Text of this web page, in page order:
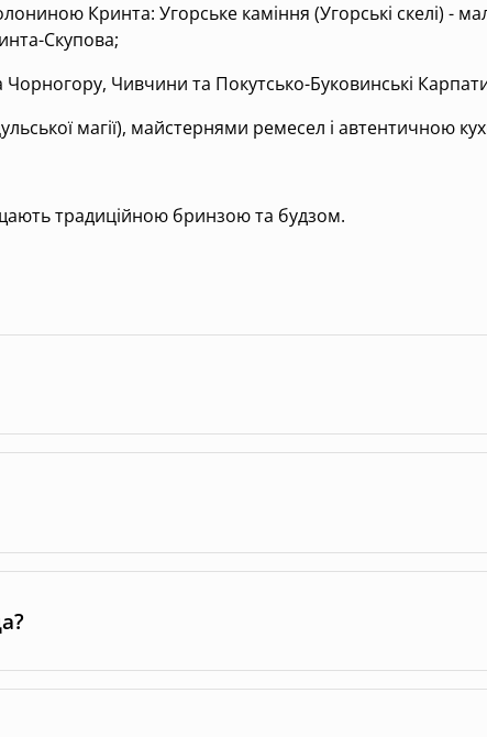
Кринта: Угорське каміння (Угорські скелі) -
Скупова;
Чивчини та Покутсько-Буковинські
магії), майстернями ремесел і автентичною
традиційною бринзою та будзом.